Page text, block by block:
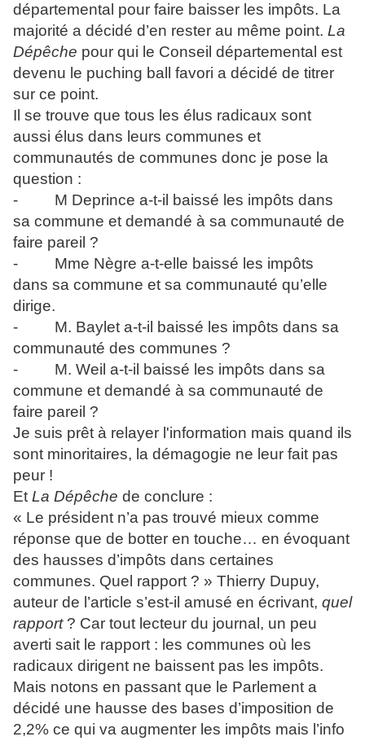
départemental pour faire baisser les impôts. La
majorité a décidé d’en rester au même point. La
Dépêche pour qui le Conseil départemental est
devenu le puching ball favori a décidé de titrer
sur ce point.
Il se trouve que tous les élus radicaux sont
aussi élus dans leurs communes et
communautés de communes donc je pose la
question :
- M Deprince a-t-il baissé les impôts dans
sa commune et demandé à sa communauté de
faire pareil ?
- Mme Nègre a-t-elle baissé les impôts
dans sa commune et sa communauté qu’elle
dirige.
- M. Baylet a-t-il baissé les impôts dans sa
communauté des communes ?
- M. Weil a-t-il baissé les impôts dans sa
commune et demandé à sa communauté de
faire pareil ?
Je suis prêt à relayer l'information mais quand ils
sont minoritaires, la démagogie ne leur fait pas
peur !
Et La Dépêche de conclure :
« Le président n’a pas trouvé mieux comme
réponse que de botter en touche… en évoquant
des hausses d’impôts dans certaines
communes. Quel rapport ? » Thierry Dupuy,
auteur de l’article s’est-il amusé en écrivant, quel
rapport ? Car tout lecteur du journal, un peu
averti sait le rapport : les communes où les
radicaux dirigent ne baissent pas les impôts.
Mais notons en passant que le Parlement a
décidé une hausse des bases d’imposition de
2,2% ce qui va augmenter les impôts mais l’info